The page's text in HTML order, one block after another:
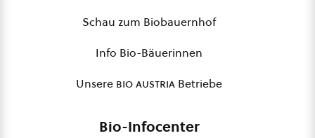
Schau zum Biobauernhof
Info Bio-Bäuerinnen
Unsere bio austria Betriebe
Bio-Infocenter